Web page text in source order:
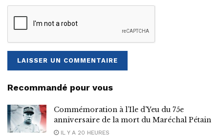
Recommandé pour vous
Commémoration à l’Ile d’Yeu du 75e
anniversaire de la mort du Maréchal Pétain
IL Y A 20 HEURES